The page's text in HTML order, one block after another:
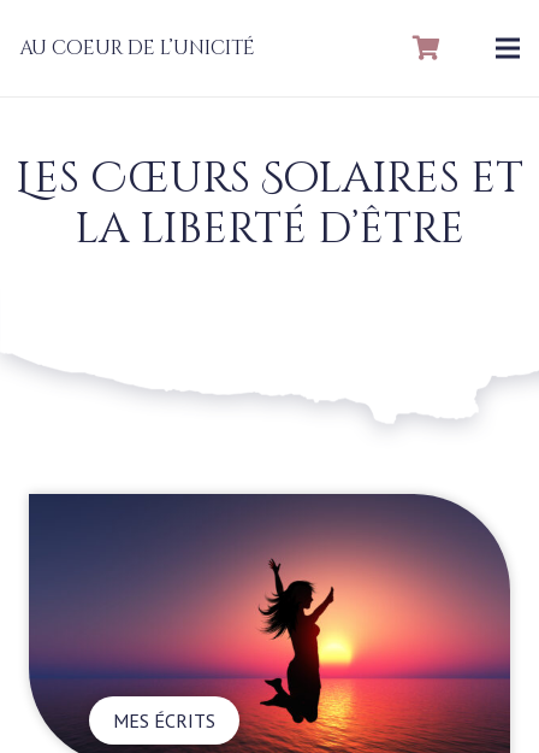
au coeur de l’unicité
Les Cœurs Solaires et
la liberté d’être
MES ÉCRITS